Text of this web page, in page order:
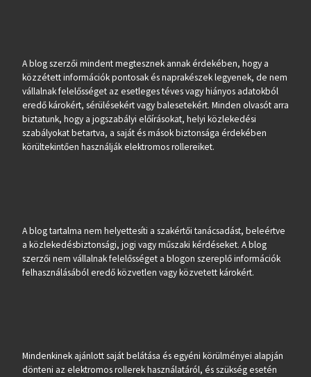
A blog szerzői mindent megtesznek annak érdekében, hogy a
közzétett információk pontosak és naprakészek legyenek, de nem
vállalnak felelősséget az esetleges téves vagy hiányos adatokból
eredő károkért, sérülésekért vagy balesetekért. Minden olvasót arra
biztatunk, hogy a jogszabályi előírásokat, helyi közlekedési
szabályokat betartva, a saját és mások biztonsága érdekében
körültekintően használják elektromos rollereiket.
A blog tartalma nem helyettesíti a szakértői tanácsadást, beleértve
a közlekedésbiztonsági, jogi vagy műszaki kérdéseket. A blog
szerzői nem vállalnak felelősséget a blogon szereplő információk
felhasználásából eredő közvetlen vagy közvetett károkért.
Mindenkinek ajánlott saját belátása és egyéni körülményei alapján
dönteni az elektromos rollerek használatáról, és szükség esetén